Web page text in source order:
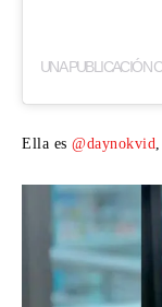
Ella es @daynokvid